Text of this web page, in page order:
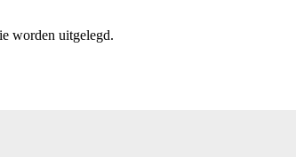
worden uitgelegd.